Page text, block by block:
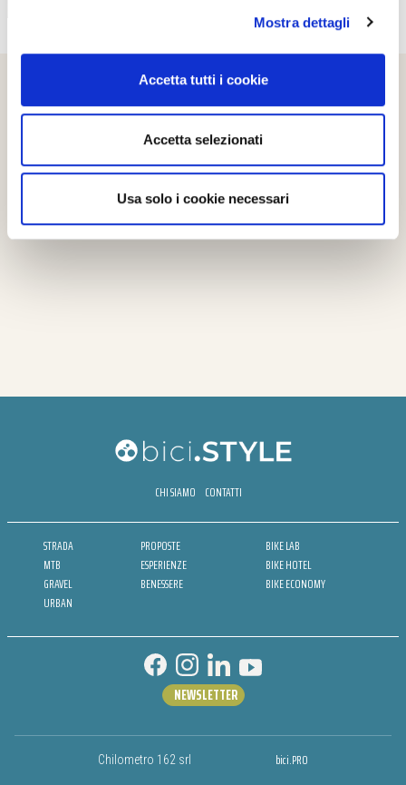
Mostra dettagli
Accetta tutti i cookie
Accetta selezionati
Usa solo i cookie necessari
CHI SIAMO CONTATTI
STRADA
MTB
GRAVEL
URBAN
PROPOSTE
ESPERIENZE
BENESSERE
BIKE LAB
BIKE HOTEL
BIKE ECONOMY
Chilometro 162 srl bici.PRO
NEWSLETTER